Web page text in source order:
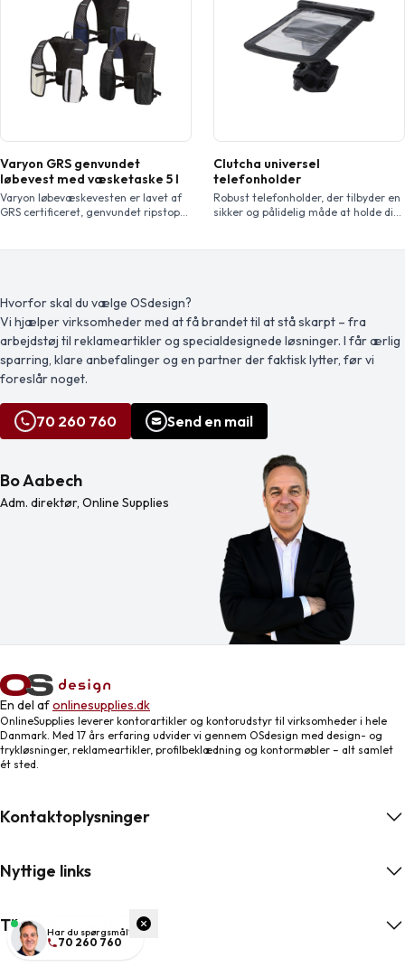
behagelig pasform. Er i
overensstemmelse med EN ISO
12312-1 og har UV400-glas, der er
klassificeret som kategori 3, hvilket
gør den til det […]
Varyon GRS genvundet
løbevest med væsketaske 5 l
Varyon løbevæskevesten er lavet af
GRS certificeret, genvundet ripstop
stier og lette udendørsaktiviteter.
Bagsiden af vesten har et åndbart
mesh design for komfort. Den har
justerbare skulderstropper og to
brystlommer […]
Clutcha universel
telefonholder
Robust telefonholder, der tilbyder en
sikker og pålidelig måde at holde din
Hvorfor skal du vælge OSdesign?
Vi hjælper virksomheder med at få brandet til at stå skarpt – fra
arbejdstøj til reklameartikler og specialdesignede løsninger. I får ærlig
sparring, klare anbefalinger og en partner der faktisk lytter, før vi
foreslår noget.
70 260 760 Send en mail
Bo Aabech
Adm. direktør, Online Supplies
En del afonlinesupplies.dk
OnlineSupplies leverer kontorartikler og kontorudstyr til virksomheder i hele
Danmark. Med 17 års erfaring udvider vi gennem OSdesign med design- og
trykløsninger, reklameartikler, profilbeklædning og kontormøbler – alt samlet
ét sted.
Kontaktoplysninger
Nyttige links
Tilmeld nyhedsbrev
Har du spørgsmål?
70 260 760